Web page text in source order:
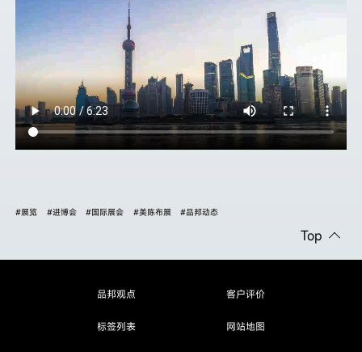
#展览 #进博会 #国际展会 #美陈布展 #品邦动态
Top
品邦观点 客户评价
标签列表 网站地图